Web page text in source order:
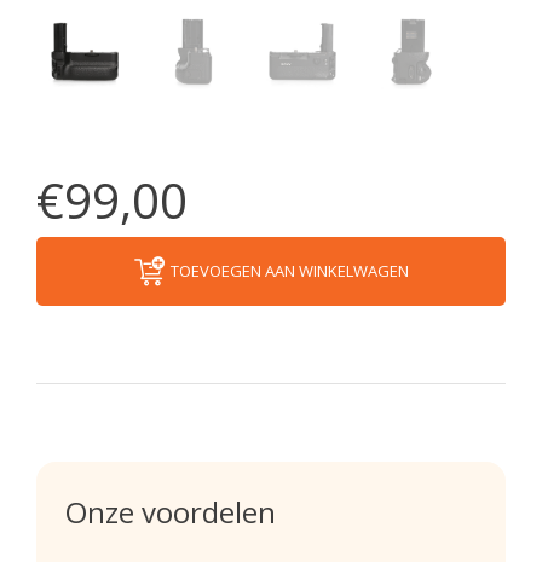
€99,00
TOEVOEGEN AAN WINKELWAGEN
Onze voordelen